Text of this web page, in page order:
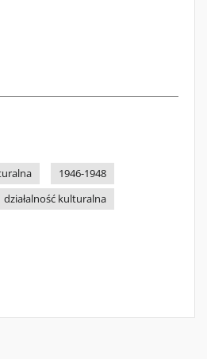
1946-1948
działalność kulturalna